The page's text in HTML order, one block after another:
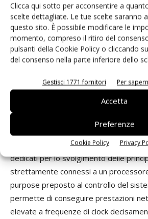
Clicca qui sotto per acconsentire a
scelte dettagliate. Le tue scelte saranno
questo sito. È possibile modificare le
momento, compreso il ritiro del
pulsanti della Cookie Policy o cliccando
del consenso nella parte inferiore dello
Gestisci 1771 fornitori Per
Accetta
Preferenze
Cookie Policy Privacy
una scheda SD esterna,
modo continuo il video non compresso
con un sovraccarico quasi nullo per il
questa implementazione rimangono a
parecchie risorse logiche per la
funzioni specifiche per la particolare
considerata, come ad esempio il
un’interfaccia utente grafica, la stima
riconoscimento dell’immagine da un
memorizzati o altre elaborazioni
compressi e non. La disponibilità di
dedicati per lo svolgimento delle
strettamente connessi a un
purpose preposto al controllo del
permette di conseguire prestazioni
elevate a frequenze di clock